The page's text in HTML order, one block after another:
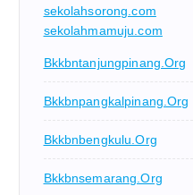
sekolahsorong.com
sekolahmamuju.com
Bkkbntanjungpinang.org
Bkkbnpangkalpinang.org
Bkkbnbengkulu.org
Bkkbnsemarang.org